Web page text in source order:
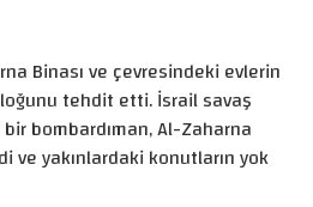
Binası ve çevresindeki evlerin
tehdit etti. İsrail savaş
bombardıman, Al-Zaharna
ve yakınlardaki konutların yok